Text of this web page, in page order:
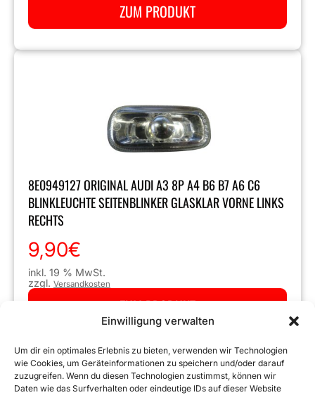
Einwilligung verwalten
Um dir ein optimales Erlebnis zu bieten, verwenden wir Technologien
wie Cookies, um Geräteinformationen zu speichern und/oder darauf
zuzugreifen. Wenn du diesen Technologien zustimmst, können wir
Daten wie das Surfverhalten oder eindeutige IDs auf dieser Website
ZUM PRODUKT
8E0949127 ORIGINAL AUDI A3 8P A4 B6 B7 A6 C6
BLINKLEUCHTE SEITENBLINKER GLASKLAR VORNE LINKS
RECHTS
9,90€
inkl. 19 % MwSt.
zzgl. Versandkosten
ZUM PRODUKT